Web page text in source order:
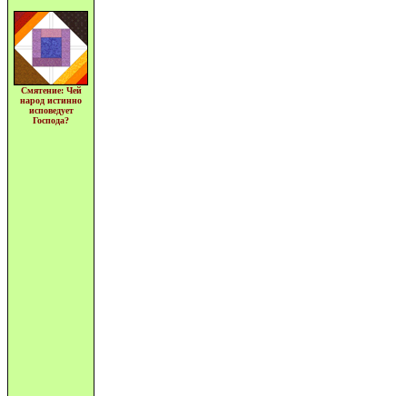
Смятение: Чей
народ истинно
исповедует
Господа?